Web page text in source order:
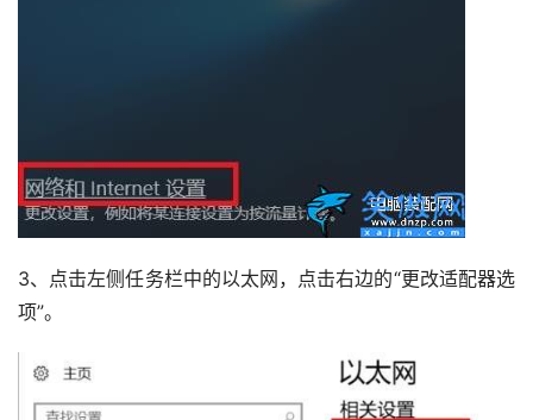
3、点击左侧任务栏中的以太网，点击右边的“更改适配器选
项”。